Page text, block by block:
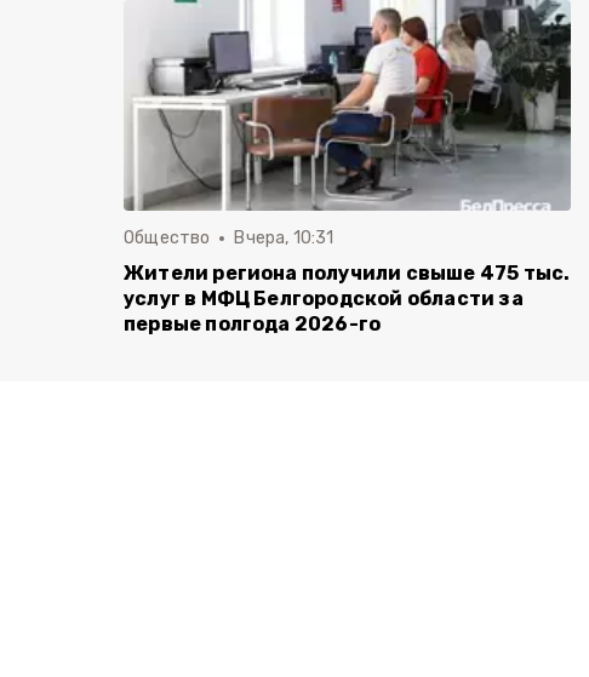
Общество Вчера, 10:31
Жители региона получили свыше 475 тыс.
услуг в МФЦ Белгородской области за
первые полгода 2026-го